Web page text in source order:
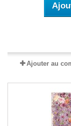
Ajouter au